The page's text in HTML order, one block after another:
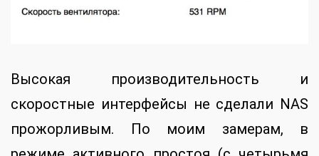
Высокая производительность и
скоростные интерфейсы не сделали NAS
прожорливым. По моим замерам, в